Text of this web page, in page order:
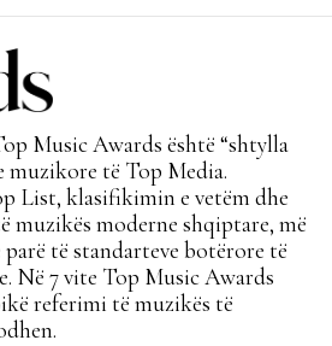
Music Awards është “shtylla
muzikore të Top Media.
List, klasifikimin e vetëm dhe
muzikës moderne shqiptare, më
parë të standarteve botërore të
Në 7 vite Top Music Awards
referimi të muzikës të